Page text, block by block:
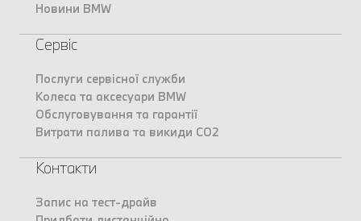
Новини BMW
Сервіс
Послуги сервісної служби
Колеса та аксесуари BMW
Обслуговування та гарантії
Витрати палива та викиди CO2
Контакти
Запис на тест-драйв